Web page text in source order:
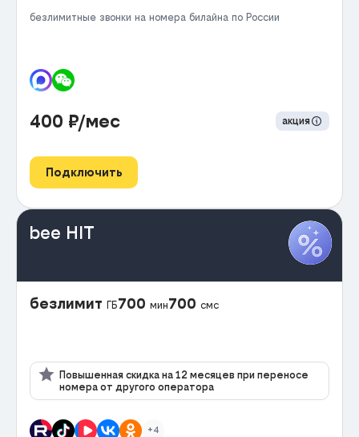
безлимитные звонки на номера билайна по России
400 ₽/мес акция
Подключить
bee HIT
безлимит ГБ700 мин700 смс
Повышенная скидка на 12 месяцев при переносе
номера от другого оператора
+4